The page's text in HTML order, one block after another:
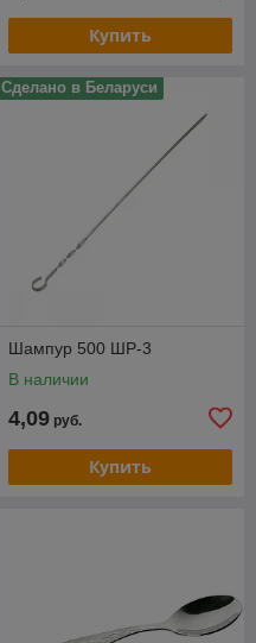
Купить
Сделано в Беларуси
Шампур 500 ШР-3
В наличии
4,09 руб.
Купить